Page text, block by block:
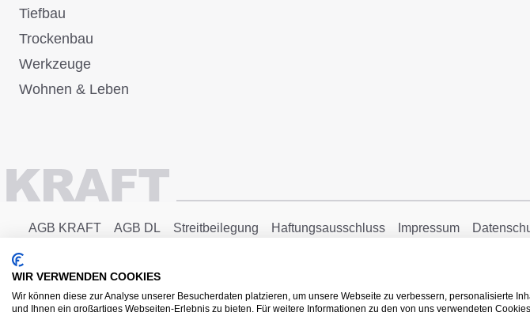
Tiefbau
Trockenbau
Werkzeuge
Wohnen & Leben
AGB KRAFT AGB DL Streitbeilegung Haftungsausschluss Impressum
WIR VERWENDEN COOKIES
Wir können diese zur Analyse unserer Besucherdaten platzieren, um unsere Webseite zu verbessern, personalisierte
und Ihnen ein großartiges Webseiten-Erlebnis zu bieten. Für weitere Informationen zu den von uns verwendeten